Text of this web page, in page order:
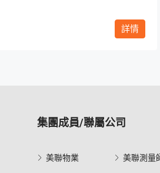
詳情
集團成員/聯屬公司
美聯物業 美聯測量